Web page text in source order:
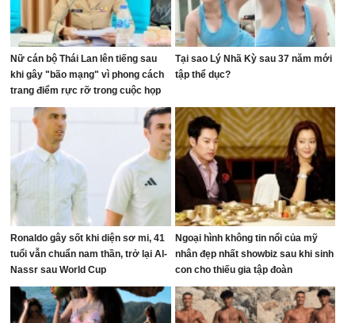
Nữ cán bộ Thái Lan lên tiếng sau
khi gây "bão mạng" vì phong cách
trang điểm rực rỡ trong cuộc họp
ngân sách
Tại sao Lý Nhã Kỳ sau 37 năm mới
tập thể dục?
Ronaldo gây sốt khi diện sơ mi, 41
tuổi vẫn chuẩn nam thần, trở lại Al-
Nassr sau World Cup
Ngoại hình không tin nổi của mỹ
nhân đẹp nhất showbiz sau khi sinh
con cho thiếu gia tập đoàn